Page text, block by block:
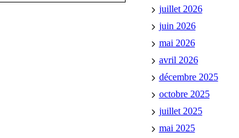
juillet 2026
juin 2026
mai 2026
avril 2026
décembre 2025
octobre 2025
juillet 2025
mai 2025